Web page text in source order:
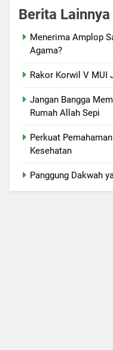
Berita Lainnya
Menerima Amplop
Agama?
Rakor Korwil V MUI
Jangan Bangga
Rumah Allah Sepi
Perkuat
Kesehatan
Panggung Dakwah